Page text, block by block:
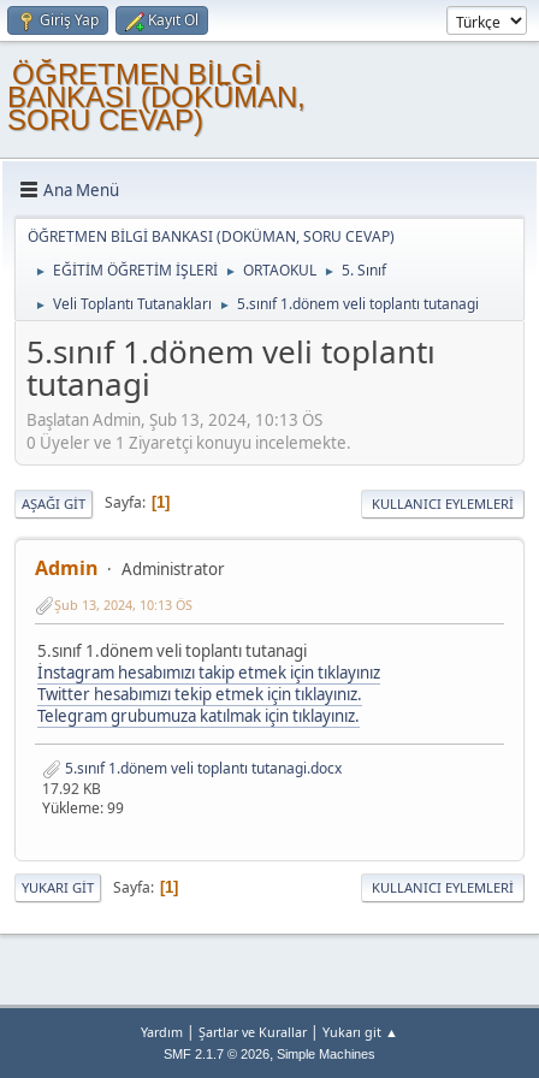
Giriş Yap Kayıt Ol
ÖĞRETMEN BİLGİ
BANKASI (DOKÜMAN,
SORU CEVAP)
Ana Menü
ÖĞRETMEN BİLGİ BANKASI (DOKÜMAN, SORU CEVAP)
► EĞİTİM ÖĞRETİM İŞLERİ ► ORTAOKUL ► 5. Sınıf
► Veli Toplantı Tutanakları ► 5.sınıf 1.dönem veli toplantı tutanagi
5.sınıf 1.dönem veli toplantı
tutanagi
Başlatan Admin, Şub 13, 2024, 10:13 ÖS
0 Üyeler ve 1 Ziyaretçi konuyu incelemekte.
AŞAĞI GIT Sayfa 1 KULLANICI EYLEMLERI
Admin Administrator
Şub 13, 2024, 10:13 ÖS
5.sınıf 1.dönem veli toplantı tutanagi
İnstagram hesabımızı takip etmek için tıklayınız
Twitter hesabımızı tekip etmek için tıklayınız.
Telegram grubumuza katılmak için tıklayınız.
5.sınıf 1.dönem veli toplantı tutanagi.docx
17.92 KB
Yükleme: 99
YUKARI GIT Sayfa 1 KULLANICI EYLEMLERI
Yardım | Şartlar ve Kurallar| Yukarı git ▲
SMF 2.1.7 © 2026, Simple Machines